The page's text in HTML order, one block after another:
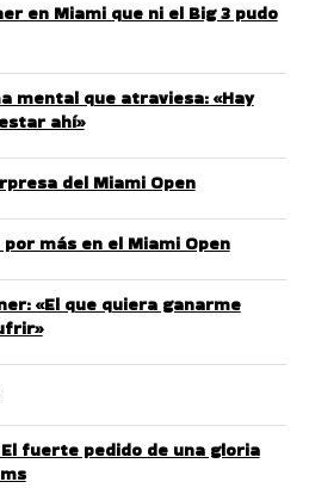
en Miami que ni el Big 3 pudo
mental que atraviesa: «Hay
ahí»
del Miami Open
más en el Miami Open
«El que quiera ganarme
fuerte pedido de una gloria